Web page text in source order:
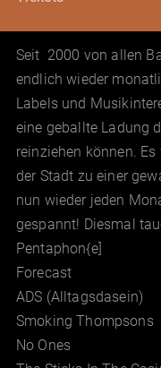
Seit 2000 von allen
endlich wieder
Labels und
eine geballte Ladung
reinziehen können.
der Stadt zu einer
nun wieder jeden
gespannt! Diesmal
Pentaphon{e]
Forecast
ADS (Alltagsdasein)
Smoking Thompsons
No Ones